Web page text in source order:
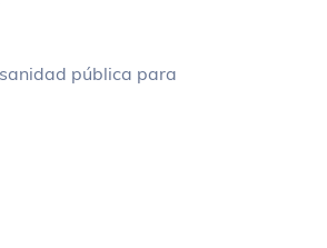
pública para